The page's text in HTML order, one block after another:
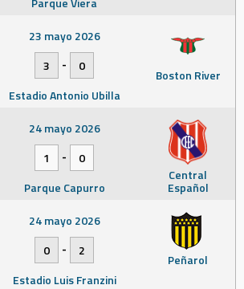
Boston River
23 mayo 2026
3
-
0
Estadio Antonio Ubilla
Central
Español
24 mayo 2026
1
-
0
Parque Capurro
Peñarol
24 mayo 2026
0
-
2
Estadio Luis Franzini